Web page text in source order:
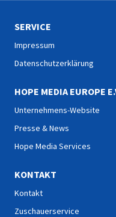
SERVICE
Impressum
Datenschutzerklärung
HOPE MEDIA EUROPE
Unternehmens-Website
Presse & News
Hope Media Services
KONTAKT
Kontakt
Zuschauerservice